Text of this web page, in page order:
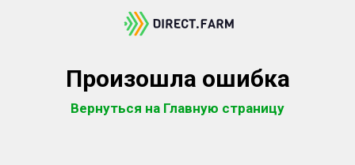
Произошла ошибка
Вернуться на Главную страницу